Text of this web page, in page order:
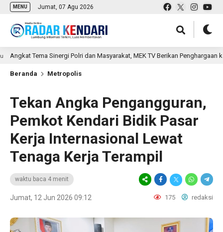
MENU Jumat, 07 Agu 2026
Sinergi Polri dan Masyarakat, MEK TV Berikan Penghargaan kepada
Beranda Metropolis
Tekan Angka Pengangguran,
Pemkot Kendari Bidik Pasar
Kerja Internasional Lewat
Tenaga Kerja Terampil
waktu baca 4 menit
Jumat, 12 Jun 2026 09:12 175 redaksi